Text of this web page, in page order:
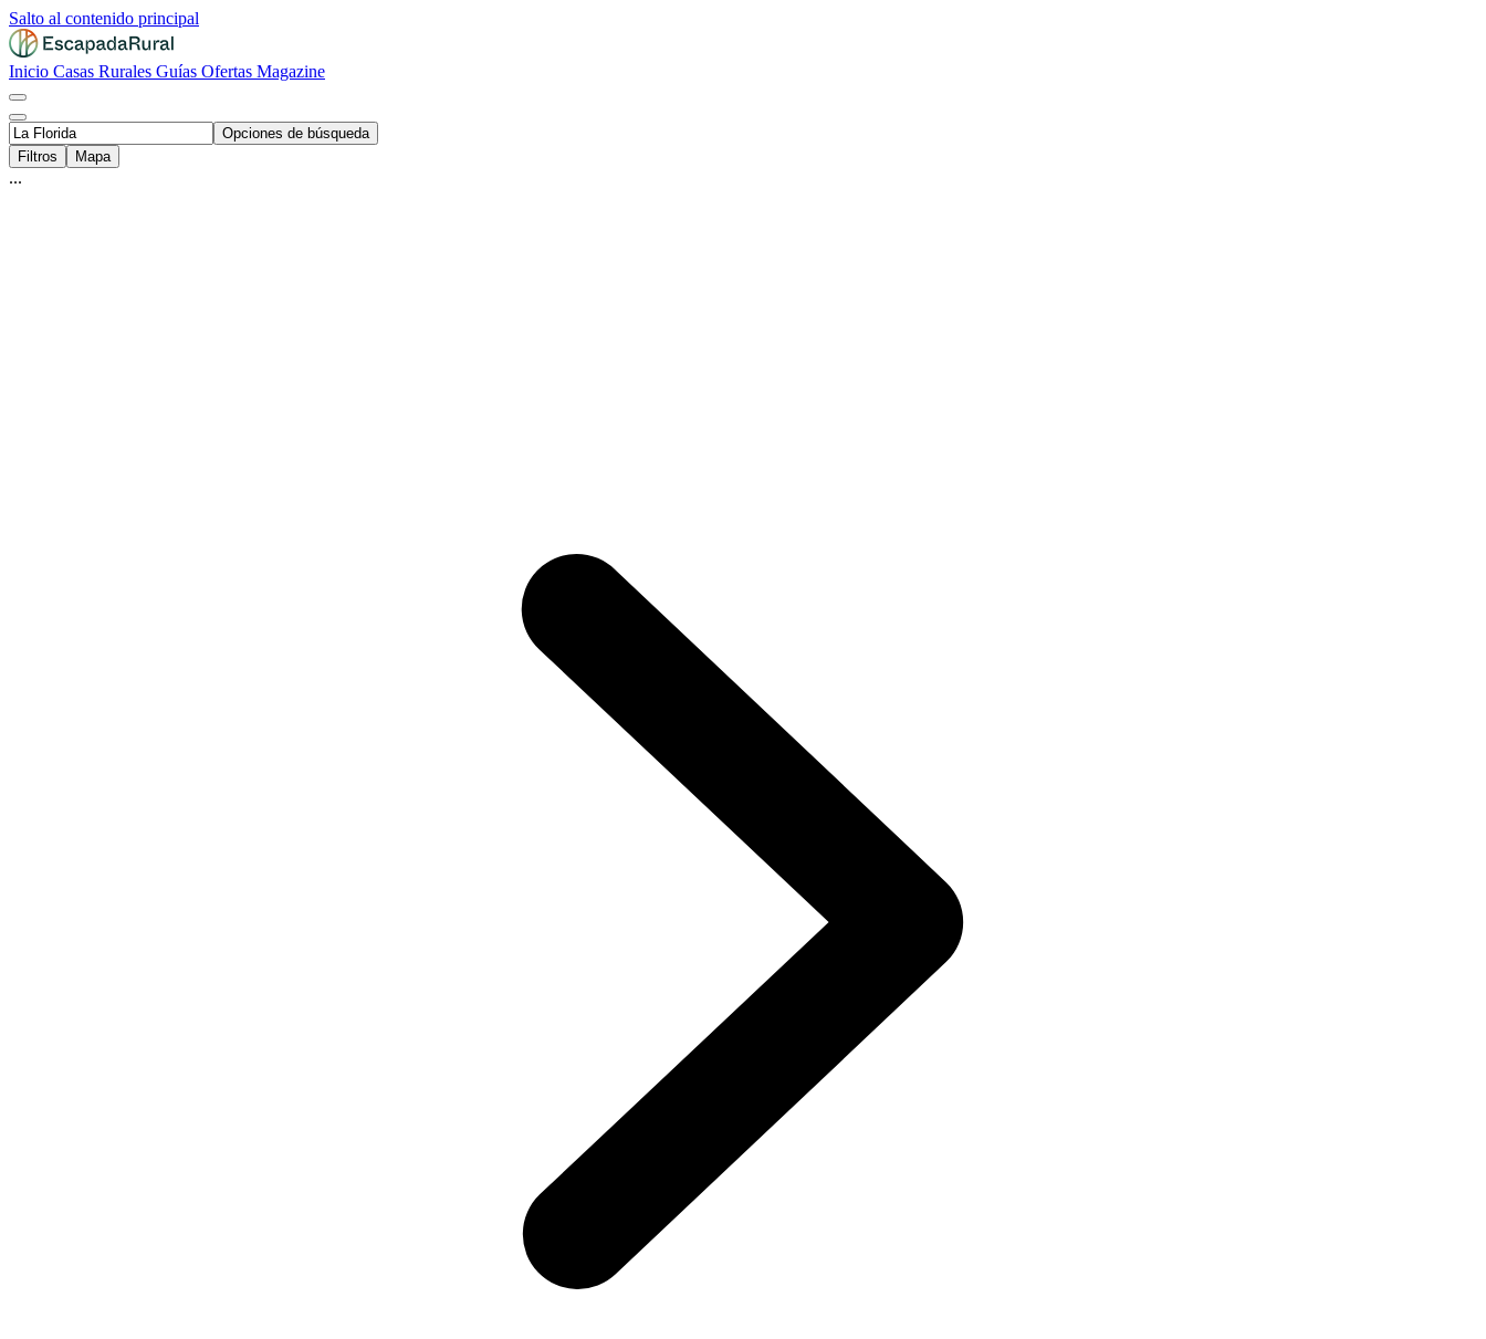
Salto al contenido principal
Inicio Casas Rurales Guías Ofertas Magazine
Opciones de búsqueda
Filtros
Mapa
...